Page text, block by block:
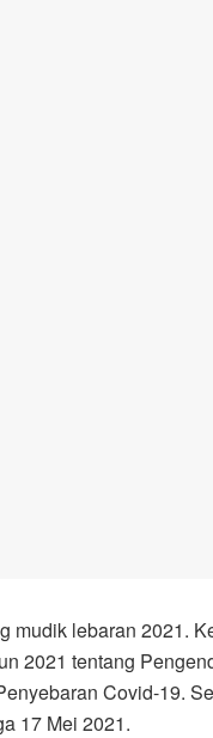
mudik lebaran 2021.
2021 tentang
Covid-19.
17 Mei 2021.